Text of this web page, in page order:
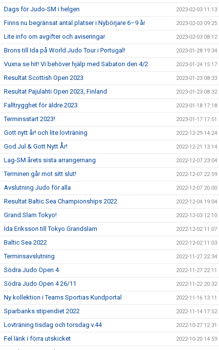
Dags för Judo-SM i helgen 2023-02-03 11:13
Finns nu begränsat antal platser i Nybörjare 6–9 år 2023-02-03 09:25
Lite info om avgifter och aviseringar 2023-02-03 08:12
Brons till Ida på World Judo Tour i Portugal! 2023-01-28 19:34
Vuxna se hit! Vi behöver hjälp med Sabaton den 4/2 2023-01-24 15:17
Resultat Scottish Open 2023 2023-01-23 08:33
Resultat Pajulahti Open 2023, Finland 2023-01-23 08:32
Falltrygghet för äldre 2023 2023-01-18 17:18
Terminsstart 2023! 2023-01-17 17:51
Gott nytt år! och lite lovträning 2022-12-29 14:24
God Jul & Gott Nytt År! 2022-12-21 13:14
Lag-SM årets sista arrangemang 2022-12-07 23:04
Terminen går mot sitt slut! 2022-12-07 22:59
Avslutning Judo för alla 2022-12-07 20:00
Resultat Baltic Sea Championships 2022 2022-12-04 19:04
Grand Slam Tokyo! 2022-12-03 12:10
Ida Eriksson till Tokyo Grandslam 2022-12-02 11:07
Baltic Sea 2022 2022-12-02 11:03
Terminsavslutning 2022-11-27 22:34
Södra Judo Open 4 2022-11-27 22:11
Södra Judo Open 4 26/11 2022-11-22 20:32
Ny kollektion i Teams Sportias Kundportal 2022-11-16 13:11
Sparbanks stipendiet 2022 2022-11-14 17:52
Lovträning tisdag och torsdag v.44 2022-10-27 12:31
Fel länk i förra utskicket 2022-10-20 14:59